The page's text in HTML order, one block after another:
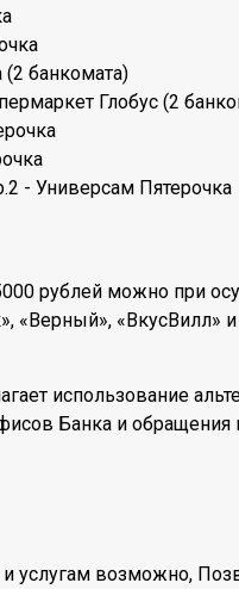
банкомата)
Глобус (2
- Универсам Пятерочка
рублей можно при
«Верный»,
использование
Банка и обращения
услугам возможно,